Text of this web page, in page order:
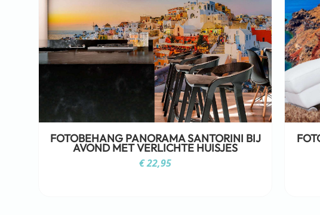
FOTOBEHANG PANORAMA SANTORINI BIJ
AVOND MET VERLICHTE HUISJES
€22,95